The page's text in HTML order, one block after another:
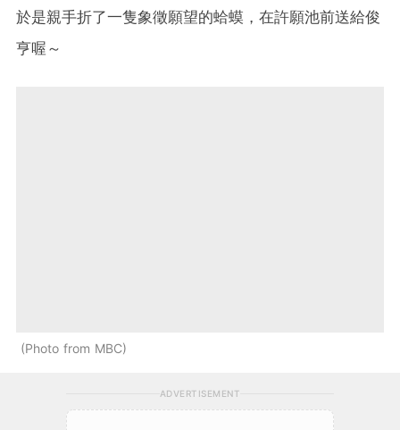
於是親手折了一隻象徵願望的蛤蟆，在許願池前送給俊
亨喔～
Photo from MBC
ADVERTISEMENT